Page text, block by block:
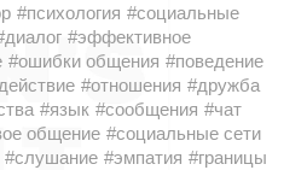
#психология #социальные
#эффективное
#ошибки общения #поведение
#отношения #дружба
#язык #сообщения #чат
общение #социальные сети
#слушание #эмпатия #границы